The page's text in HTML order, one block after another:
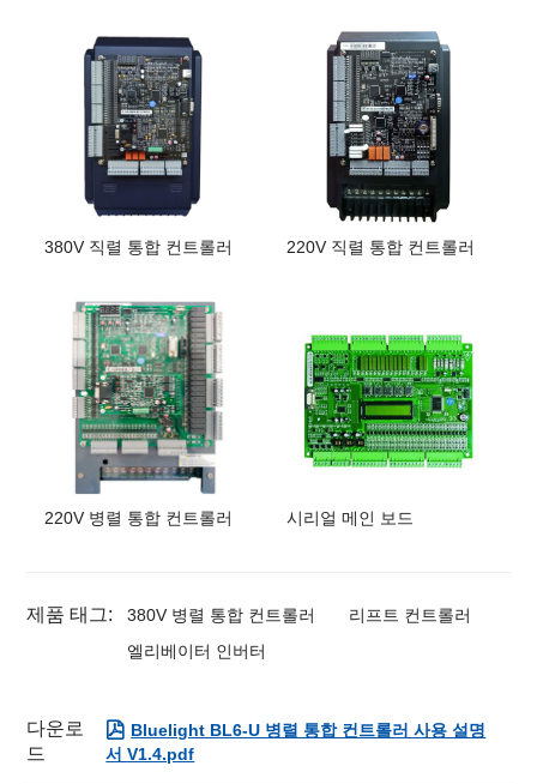
380V 직렬 통합 컨트롤러 220V 직렬 통합 컨트롤러
220V 병렬 통합 컨트롤러 시리얼 메인 보드
제품 태그: 380V 병렬 통합 컨트롤러
리프트 컨트롤러
엘리베이터 인버터
다운로
드
 Bluelight BL6-U 병렬 통합 컨트롤러 사용 설명
서 V1.4.pdf